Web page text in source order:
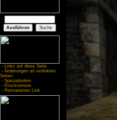
- Links auf diese Seite
- Änderungen an verlinkten
Seiten
- Spezialseiten
- Druckversion
- Permanenter Link